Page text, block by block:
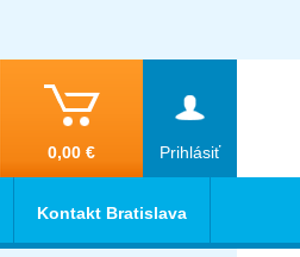
Prihlásiť
0,00 €
Kontakt Bratislava